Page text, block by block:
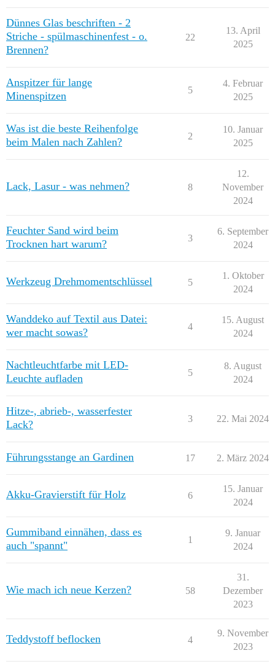
Dünnes Glas beschriften - 2
Striche - spülmaschinenfest - o.
Brennen?
22
13. April
2025
Anspitzer für lange
Minenspitzen
5
4. Februar
2025
Was ist die beste Reihenfolge
beim Malen nach Zahlen?
2
10. Januar
2025
Lack, Lasur - was nehmen? 8
12.
November
2024
Feuchter Sand wird beim
Trocknen hart warum?
3
6. September
2024
Werkzeug Drehmomentschlüssel 5
1. Oktober
2024
Wanddeko auf Textil aus Datei:
wer macht sowas?
4
15. August
2024
Nachtleuchtfarbe mit LED-
Leuchte aufladen
5
8. August
2024
Hitze-, abrieb-, wasserfester
Lack?
3 22. Mai 2024
Führungsstange an Gardinen 17 2. März 2024
Akku-Gravierstift für Holz 6
15. Januar
2024
Gummiband einnähen, dass es
auch "spannt"
1
9. Januar
2024
Wie mach ich neue Kerzen? 58
31.
Dezember
2023
Teddystoff beflocken 4
9. November
2023